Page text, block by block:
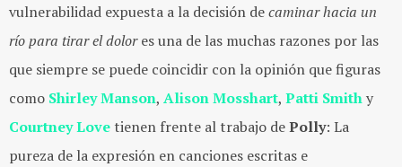
vulnerabilidad expuesta a la decisión decaminar hacia un
río para tirar el dolores una de las muchas razones por las
que siempre se puede coincidir con la opinión que figuras
como Shirley Manson, Alison Mosshart, Patti Smithy
Courtney Love tienen frente al trabajo dePolly: La
pureza de la expresión en canciones escritas e